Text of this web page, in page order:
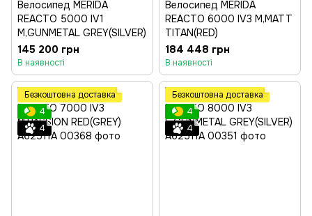
Велосипед MERIDA
REACTO 5000 IV1
M,GUNMETAL GREY(SILVER)
145 200 грн
В наявності
Велосипед MERIDA
REACTO 6000 IV3 M,MATT
TITAN(RED)
184 448 грн
В наявності
Безкоштовна доставка
4
4
Безкоштовна доставка
4
4